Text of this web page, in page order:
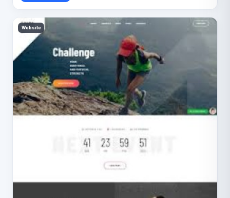
Website